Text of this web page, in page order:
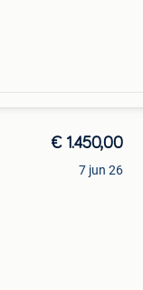
€ 1.450,00
7 jun 26